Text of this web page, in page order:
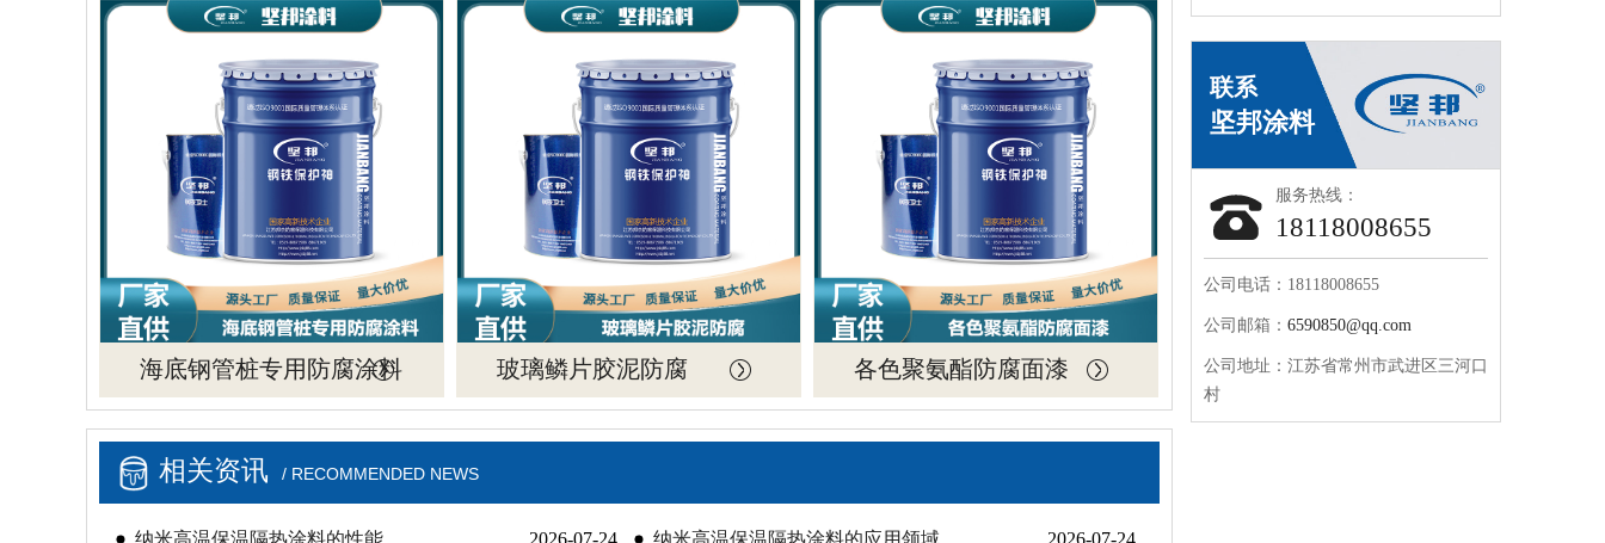
海底钢管桩专用防腐涂料 玻璃鳞片胶泥防腐 各色聚氨酯防腐面漆
相关资讯 / RECOMMENDED NEWS
服务热线：
18118008655
公司电话：18118008655
公司邮箱： 6590850@qq.com
公司地址：江苏省常州市武进区三河口
村